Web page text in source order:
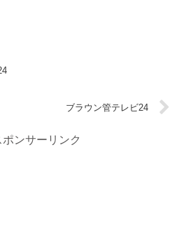
ブラウン管テレビ24
ポンサーリンク